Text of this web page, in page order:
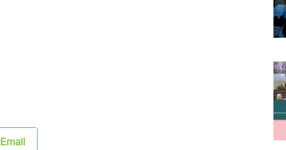
Email